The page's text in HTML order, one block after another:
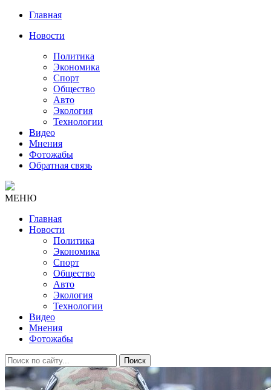
Главная
Новости
Политика
Экономика
Спорт
Общество
Авто
Экология
Технологии
Видео
Мнения
Фотожабы
Обратная связь
МЕНЮ
Главная
Новости
Политика
Экономика
Спорт
Общество
Авто
Экология
Технологии
Видео
Мнения
Фотожабы
Поиск